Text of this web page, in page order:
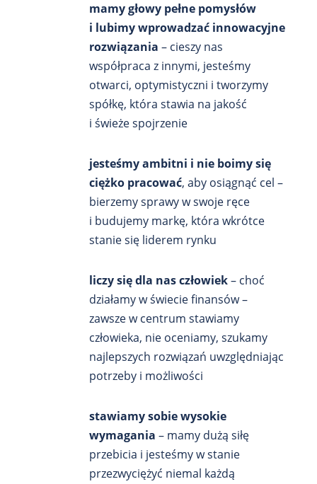
mamy głowy pełne pomysłów
i lubimy wprowadzać innowacyjne
rozwiązania – cieszy nas
współpraca z innymi, jesteśmy
otwarci, optymistyczni i tworzymy
spółkę, która stawia na jakość
i świeże spojrzenie
jesteśmy ambitni i nie boimy się
ciężko pracować, aby osiągnąć cel –
bierzemy sprawy w swoje ręce
i budujemy markę, która wkrótce
stanie się liderem rynku
liczy się dla nas człowiek– choć
działamy w świecie finansów –
zawsze w centrum stawiamy
człowieka, nie oceniamy, szukamy
najlepszych rozwiązań uwzględniając
potrzeby i możliwości
stawiamy sobie wysokie
wymagania – mamy dużą siłę
przebicia i jesteśmy w stanie
przezwyciężyć niemal każdą